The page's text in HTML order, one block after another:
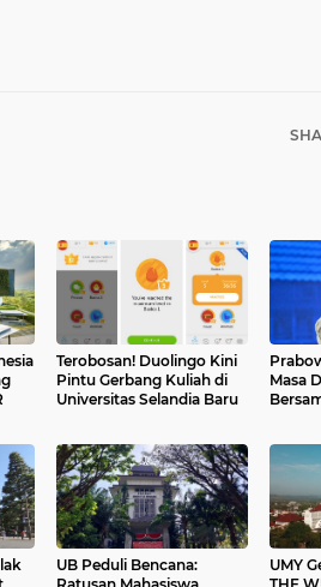
Terobosan! Duolingo Kini
Pintu Gerbang Kuliah di
Universitas Selandia Baru
Masa
UB Peduli Bencana:
UMY